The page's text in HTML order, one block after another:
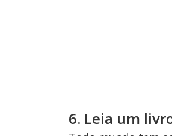
6. Leia um